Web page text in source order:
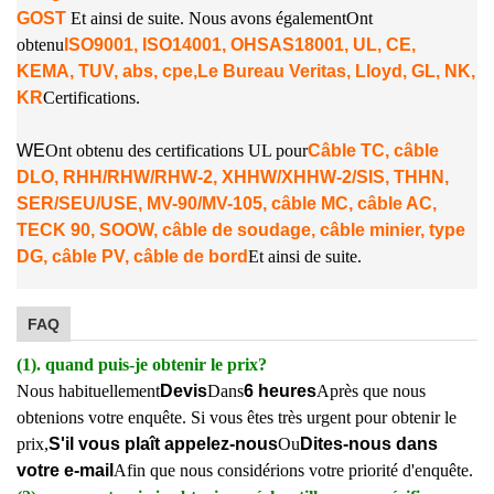
GOST Et ainsi de suite. Nous avons égalementOnt
obtenu ISO9001, ISO14001, OHSAS18001, UL, CE,
KEMA, TUV, abs, cpe,Le Bureau Veritas, Lloyd, GL, NK,
KRCertifications.
WEOnt obtenu des certifications UL pourCâble TC, câble
DLO, RHH/RHW/RHW-2, XHHW/XHHW-2/SIS, THHN,
SER/SEU/USE, MV-90/MV-105, câble MC, câble AC,
TECK 90, SOOW, câble de soudage, câble minier, type
DG, câble PV, câble de bordEt ainsi de suite.
FAQ
(1). quand puis-je obtenir le prix?
Nous habituellementDevisDans6 heuresAprès que nous
obtenions votre enquête. Si vous êtes très urgent pour obtenir le
prix,S'il vous plaît appelez-nousOu Dites-nous dans
votre e-mail Afin que nous considérions votre priorité d'enquête.